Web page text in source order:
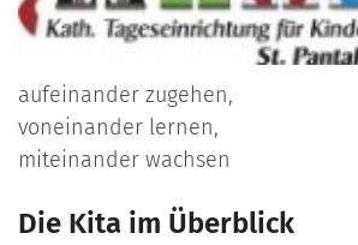
aufeinander zugehen,
voneinander lernen,
miteinander wachsen
Die Kita im Überblick